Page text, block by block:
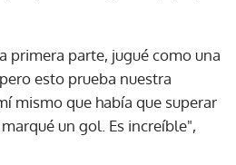
primera parte, jugué como una
esto prueba nuestra
mismo que había que superar
un gol. Es increíble",